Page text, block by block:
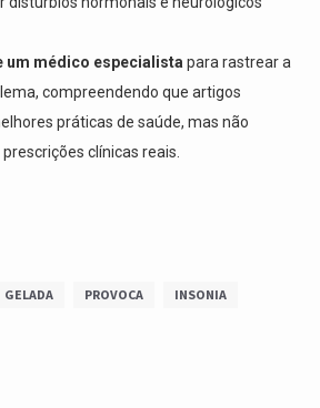
um médico especialista para rastrear a
compreendendo que artigos
práticas de saúde, mas não
clínicas reais.
GELADA PROVOCA INSONIA